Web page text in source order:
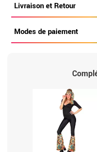
Livraison et Retour
Modes de paiement